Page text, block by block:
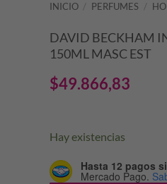
INICIO / PERFUMES /
DAVID BECKHAM
150ML MASC EST
$49.866,83
Hay existencias
Hasta 12 pagos
Mercado Pago.